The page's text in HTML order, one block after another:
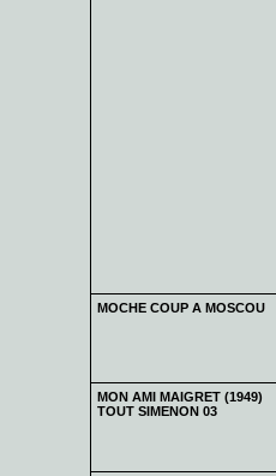
MOCHE COUP A MOSCOU
MON AMI MAIGRET (1949)
TOUT SIMENON 03